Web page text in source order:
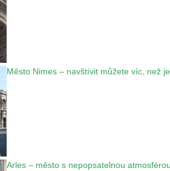
Město Nimes – navštívit můžete víc, než
Arles – město s nepopsatelnou